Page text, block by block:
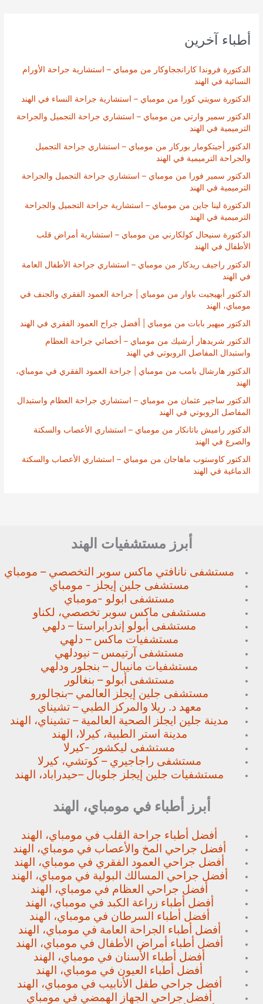
أطباء آخرين
الدكتورة فروندا كارانججاوكار من مومباي – استشارية جراحة الأورام
النسائية في الهند
الدكتورة سويتي كورا من مومباي – استشارية جراحة النساء في الهند
الدكتور سمير وارتي من مومباي – استشاري جراحة التجميل والجراحة
الترميمية في الهند
الدكتور أجيتكومار بوركار من مومباي – استشاري جراحة التجميل
والجراحة الترميمية في الهند
الدكتور سمير فورا من مومباي – استشاري جراحة التجميل والجراحة
الترميمية في الهند
الدكتورة لينا جاين من مومباي – استشارية جراحة التجميل والجراحة
الترميمية في الهند
الدكتورة سنيحال كولكارني من مومباي – استشارية أمراض قلب
الأطفال في الهند
الدكتور راجيف ريدكار من مومباي – استشاري جراحة الأطفال العامة
في الهند
الدكتور أبهيجيت باوار من مومباي | جراحة العمود الفقري والجنف في
مومباي، الهند
الدكتور ميهير بابات من مومباي | أفضل جراح العمود الفقري في الهند
الدكتور شريدهار أرشيك من مومباي – أخصائي جراحة العظام
واستبدال المفاصل الروبوتي في الهند
الدكتور هارشال بامب من مومباي | جراحة العمود الفقري في مومباي،
الهند
الدكتور ساجير عثمان من مومباي – استشاري جراحة العظام واستبدال
المفاصل الروبوتي في الهند
الدكتور راميش باتانكار من مومباي – استشاري الأعصاب والسكتة
والصرع في الهند
الدكتور كاوستوب ماهاجان من مومباي – استشاري الأعصاب والسكتة
الدماغية في الهند
أبرز مستشفيات الهند
مستشفى نانافتي ماكس سوبر التخصصي – مومباي
مستشفى جلين إيجلز - مومباي
مستشفى ابولو -مومباي
مستشفى ماكس سوبر تخصصي، لكناو
مستشفى أبولو إندرابراستا – دلهي
مستشفيات ماكس – دلهي
مستشفى آرتيمس – نيودلهي
مستشفيات مانيبال – بنجلور ودلهي
مستشفى أبولو – بنغالور
مستشفى جلين إيجلز العالمي –بنجالورو
معهد د. ريلا والمركز الطبي – تشيناي
مدينة جلين ايجلز الصحية العالمية – تشيناي، الهند
مدينة استر الطبية، كيرلا، الهند
مستشفى ليكشور -كيرلا
مستشفى راجاجيري – كوتشي، كيرلا
مستشفيات جلين إيجلز جلوبال –حيدراباد، الهند
أبرز أطباء في مومباي، الهند
أفضل أطباء جراحة القلب في مومباي، الهند
أفضل جراحي المخ والأعصاب في مومباي، الهند
أفضل جراحي العمود الفقري في مومباي، الهند
أفضل جراحي المسالك البولية في مومباي، الهند
أفضل جراحي العظام في مومباي، الهند
أفضل أطباء زراعة الكبد في مومباي، الهند
أفضل أطباء السرطان في مومباي، الهند
أفضل أطباء الجراحة العامة في مومباي، الهند
أفضل أطباء أمراض الأطفال في مومباي، الهند
أفضل أطباء الأسنان في مومباي، الهند
أفضل أطباء العيون في مومباي، الهند
أفضل جراحي طفل الأنابيب في مومباي، الهند
أفضل جراحي الجهاز الهمضي في مومباي